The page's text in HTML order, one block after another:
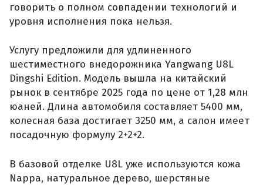
говорить о полном совпадении технологий и
уровня исполнения пока нельзя.
Услугу предложили для удлиненного
шестиместного внедорожника Yangwang U8L
Dingshi Edition. Модель вышла на китайский
рынок в сентябре 2025 года по цене от 1,28 млн
юаней. Длина автомобиля составляет 5400 мм,
колесная база достигает 3250 мм, а салон имеет
посадочную формулу 2+2+2.
В базовой отделке U8L уже используются кожа
Nappa, натуральное дерево, шерстяные